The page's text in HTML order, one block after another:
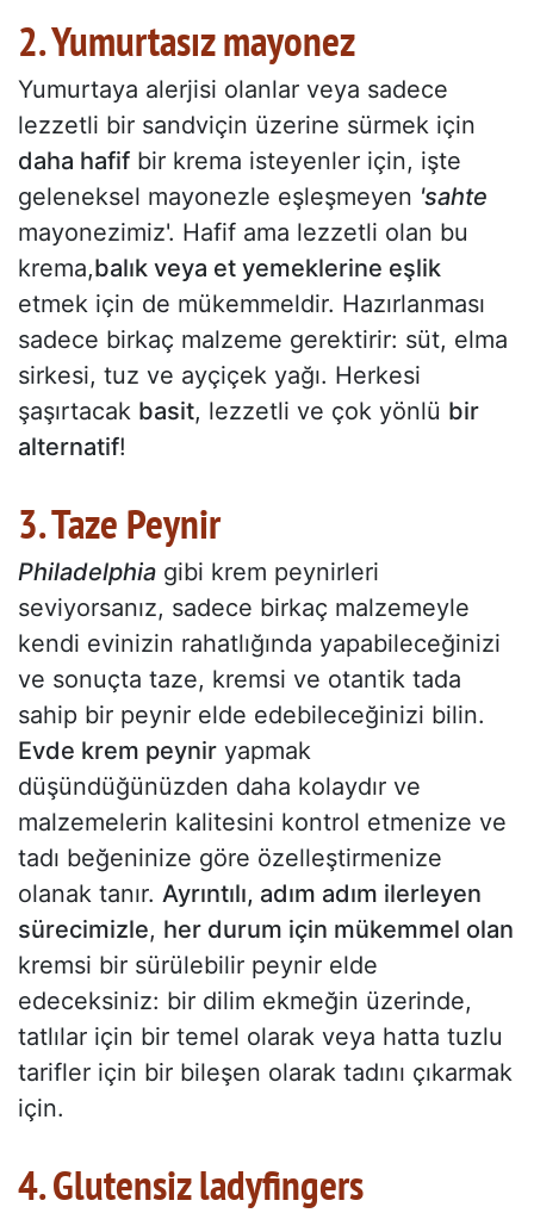
2. Yumurtasız mayonez
Yumurtaya alerjisi olanlar veya sadece
lezzetli bir sandviçin üzerine sürmek için
daha hafif bir krema isteyenler için, işte
geleneksel mayonezle eşleşmeyen 'sahte
mayonezimiz'. Hafif ama lezzetli olan bu
krema,balık veya et yemeklerine eşlik
etmek için de mükemmeldir. Hazırlanması
sadece birkaç malzeme gerektirir: süt, elma
sirkesi, tuz ve ayçiçek yağı. Herkesi
şaşırtacak basit, lezzetli ve çok yönlü bir
alternatif!
3. Taze Peynir
Philadelphia gibi krem peynirleri
seviyorsanız, sadece birkaç malzemeyle
kendi evinizin rahatlığında yapabileceğinizi
ve sonuçta taze, kremsi ve otantik tada
sahip bir peynir elde edebileceğinizi bilin.
Evde krem peynir yapmak
düşündüğünüzden daha kolaydır ve
malzemelerin kalitesini kontrol etmenize ve
tadı beğeninize göre özelleştirmenize
olanak tanır. Ayrıntılı, adım adım ilerleyen
sürecimizle, her durum için mükemmel olan
kremsi bir sürülebilir peynir elde
edeceksiniz: bir dilim ekmeğin üzerinde,
tatlılar için bir temel olarak veya hatta tuzlu
tarifler için bir bileşen olarak tadını çıkarmak
için.
4. Glutensiz ladyfingers